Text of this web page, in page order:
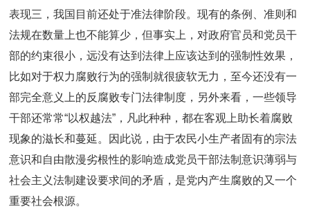
表现三，我国目前还处于准法律阶段。现有的条例、准则和
法规在数量上也不能算少，但事实上，对政府官员和党员干
部的约束很小，远没有达到法律上应该达到的强制性效果，
比如对于权力腐败行为的强制就很疲软无力，至今还没有一
部完全意义上的反腐败专门法律制度，另外来看，一些领导
干部还常常“以权越法”，凡此种种，都在客观上助长着腐败
现象的滋长和蔓延。因此说，由于农民小生产者固有的宗法
意识和自由散漫劣根性的影响造成党员干部法制意识薄弱与
社会主义法制建设要求间的矛盾，是党内产生腐败的又一个
重要社会根源。